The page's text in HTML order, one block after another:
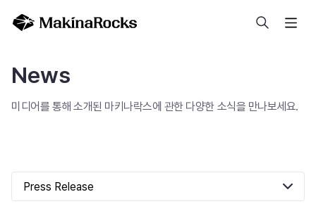
News
미디어를 통해 소개된 마키나락스에 관한 다양한 소식을 만나보세요.
Press Release